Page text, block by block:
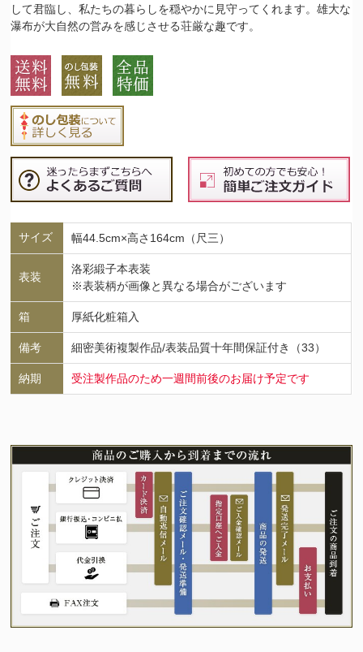
して君臨し、私たちの暮らしを穏やかに見守ってくれます。雄大な
瀑布が大自然の営みを感じさせる荘厳な趣です。
サイズ 幅44.5cm×高さ164cm（尺三）
表装
洛彩緞子本表装
※表装柄が画像と異なる場合がございます
箱 厚紙化粧箱入
備考 細密美術複製作品/表装品質十年間保証付き（33）
納期 受注製作品のため一週間前後のお届け予定です